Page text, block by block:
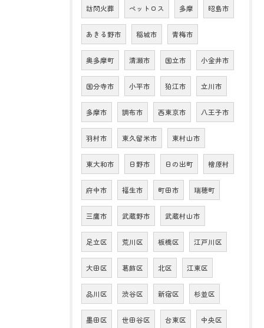
訪問火葬 ペットロス 多摩 昭島市
あきる野市 稲城市 青梅市
奥多摩町 清瀬市 国立市 小金井市
国分寺市 小平市 狛江市 立川市
多摩市 調布市 西東京市 八王子市
羽村市 東久留米市 東村山市
東大和市 日野市 日の出町 檜原村
府中市 福生市 町田市 瑞穂町
三鷹市 武蔵野市 武蔵村山市
足立区 荒川区 板橋区 江戸川区
大田区 葛飾区 北区 江東区
品川区 渋谷区 新宿区 杉並区
墨田区 世田谷区 台東区 中央区